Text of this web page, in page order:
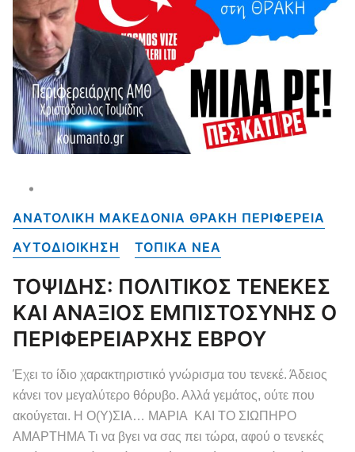
ΑΝΑΤΟΛΙΚΗ ΜΑΚΕΔΟΝΙΑ ΘΡΑΚΗ ΠΕΡΙΦΕΡΕΙΑ
ΑΥΤΟΔΙΟΙΚΗΣΗ
ΤΟΠΙΚΑ NEA
ΤΟΨΙΔΗΣ: ΠΟΛΙΤΙΚΟΣ ΤΕΝΕΚΕΣ
ΚΑΙ ΑΝΑΞΙΟΣ ΕΜΠΙΣΤΟΣΥΝΗΣ Ο
ΠΕΡΙΦΕΡΕΙΑΡΧΗΣ ΕΒΡΟΥ
Έχει το ίδιο χαρακτηριστικό γνώρισμα του τενεκέ. Άδειος
κάνει τον μεγαλύτερο θόρυβο. Αλλά γεμάτος, ούτε που
ακούγεται. Η Ο(Υ)ΣΙΑ… ΜΑΡΙΑ ΚΑΙ ΤΟ ΣΙΩΠΗΡΟ
ΑΜΑΡΤΗΜΑ Τι να βγει να σας πει τώρα, αφού ο τενεκές